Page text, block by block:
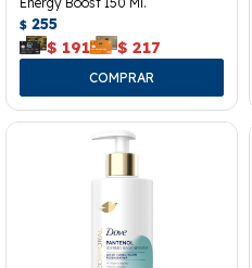
$ 255
$ 191 $ 217